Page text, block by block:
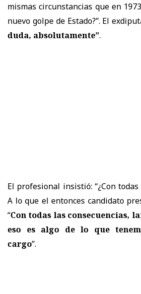
mismas circunstancias que en
nuevo golpe de Estado?”. El
duda, absolutamente”.
El profesional insistió: “¿Con todas
A lo que el entonces candidato
“Con todas las consecuencias,
eso es algo de lo que
cargo”.